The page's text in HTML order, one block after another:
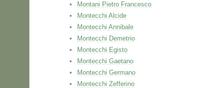
Montani Pietro Francesco
Montecchi Alcide
Montecchi Annibale
Montecchi Demetrio
Montecchi Egisto
Montecchi Gaetano
Montecchi Germano
Montecchi Zefferino